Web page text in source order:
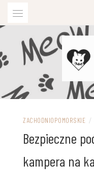
treści
ZACHODNIOPOMORSKIE /
Bezpieczne
kampera na